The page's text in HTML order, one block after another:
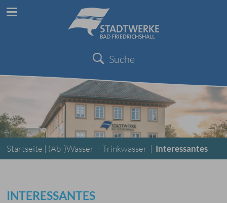
Suche
Startseite | (Ab-)Wasser |Trinkwasser | Interessantes
INTERESSANTES